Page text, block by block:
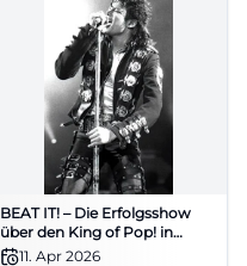
BEAT IT! – Die Erfolgsshow
über den King of Pop! in
Augsburg
11. Apr 2026